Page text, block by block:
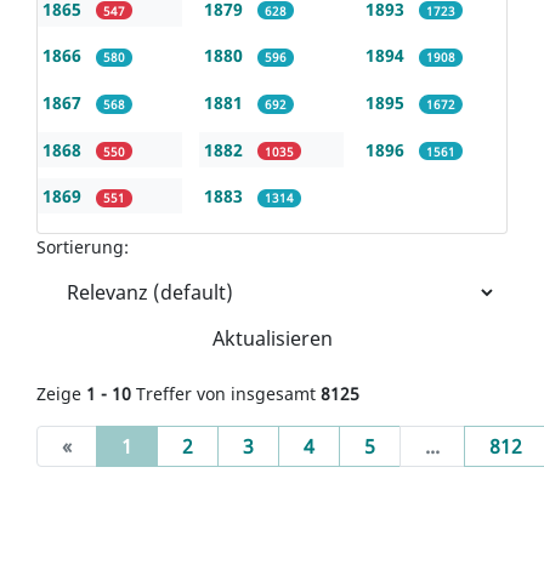
1865 547
1866 580
1867 568
1868 550
1869 551
1879 628
1880 596
1881 692
1882 1035
1883 1314
1893 1723
1894 1908
1895 1672
1896 1561
Sortierung:
Aktualisieren
Zeige 1 - 10 Treffer von insgesamt 8125
« 1 (current)
2 3 4 5 ... 812